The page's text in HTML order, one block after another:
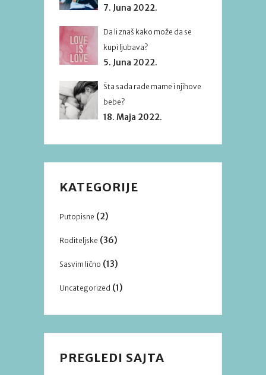
7. Juna 2022.
Da li znaš kako može da se
kupi ljubava?
5. Juna 2022.
Šta sada rade mame i njihove
bebe?
18. Maja 2022.
KATEGORIJE
Putopisne (2)
Roditeljske (36)
Sasvim lično (13)
Uncategorized (1)
PREGLEDI SAJTA